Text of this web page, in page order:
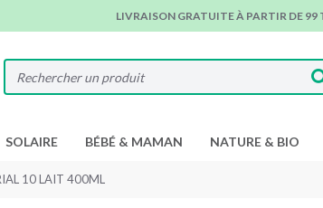
LIVRAISON GRATUITE À PARTIR DE
SOLAIRE BÉBÉ & MAMAN NATURE & BIO
10 LAIT 400ML